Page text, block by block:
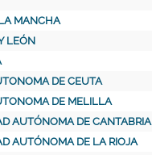
MANCHA
LEÓN
DE CEUTA
DE MELILLA
AUTÓNOMA DE CANTABRIA
AUTÓNOMA DE LA RIOJA